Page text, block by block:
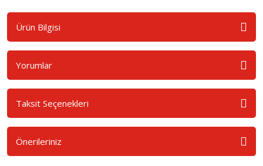
Ürün Bilgisi
Yorumlar
Taksit Seçenekleri
Önerileriniz